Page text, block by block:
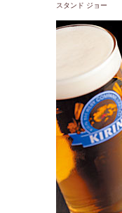
スタンド ジョー